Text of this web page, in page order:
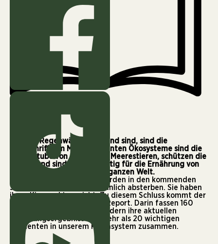
Was die Regenwälder am Land sind, sind die
Korallenriffe im Meer. Die bunten Ökosysteme sind die
Kinderstube von unzähligen Meerestieren, schützen die
Küsten und sind enorm wichtig für die Ernährung von
Millionen Menschen auf der ganzen Welt.
Viele dieser Korallenriffe werden in den kommenden
Jahrzehnten sehr wahrscheinlich absterben. Sie haben
ihren Kipppunkt erreicht. Zu diesem Schluss kommt der
Global Tipping Points Report. Darin fassen 160
Klimaforschende aus 23 Ländern ihre aktuellen
Forschungsergebnisse zu mehr als 20 wichtigen
Elementen in unserem Klimasystem zusammen.